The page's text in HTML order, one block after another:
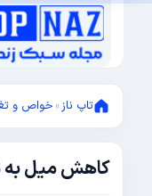
تاپ ناز» خواص و
کاهش میل به
نوامبر